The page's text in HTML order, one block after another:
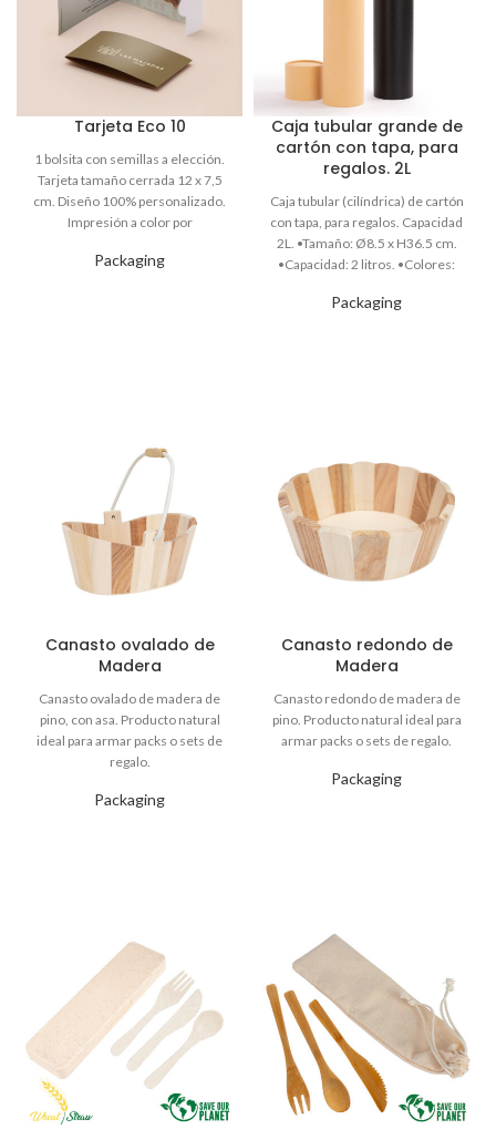
Tarjeta Eco 10
Packaging
Caja tubular grande de
cartón con tapa, para
regalos. 2L
Packaging
Canasto ovalado de
Madera
Packaging
Canasto redondo de
Madera
Packaging